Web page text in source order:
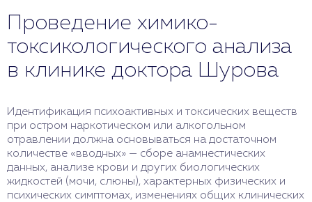
Проведение химико-
токсикологического анализа
в клинике доктора Шурова
Идентификация психоактивных и токсических веществ
при остром наркотическом или алкогольном
отравлении должна основываться на достаточном
количестве «вводных» — сборе анамнестических
данных, анализе крови и других биологических
жидкостей (мочи, слюны), характерных физических и
психических симптомах, изменениях общих клинических